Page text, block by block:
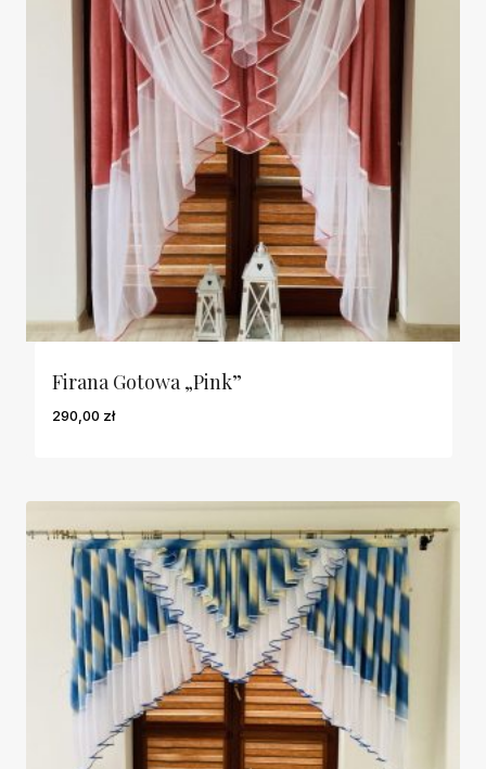
Firana Gotowa „Pink”
290,00 zł